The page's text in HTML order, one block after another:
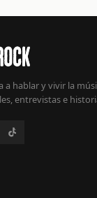
a hablar y vivir la
entrevistas e